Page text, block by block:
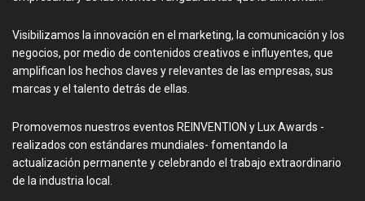
Visibilizamos la innovación en el marketing, la comunicación y los
negocios, por medio de contenidos creativos e influyentes, que
amplifican los hechos claves y relevantes de las empresas, sus
marcas y el talento detrás de ellas.
Promovemos nuestros eventos REINVENTION y Lux Awards -
realizados con estándares mundiales- fomentando la
actualización permanente y celebrando el trabajo extraordinario
de la industria local.